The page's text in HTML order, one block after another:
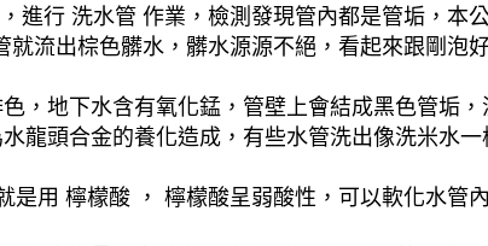
行 洗水管 作業，檢測發現管內都是管垢，本
流出棕色髒水，髒水源源不絕，看起來跟剛泡
，地下水含有氧化錳，管壁上會結成黑色管垢
龍頭合金的養化造成，有些水管洗出像洗米水
用 檸檬酸 ， 檸檬酸呈弱酸性，可以軟化水管